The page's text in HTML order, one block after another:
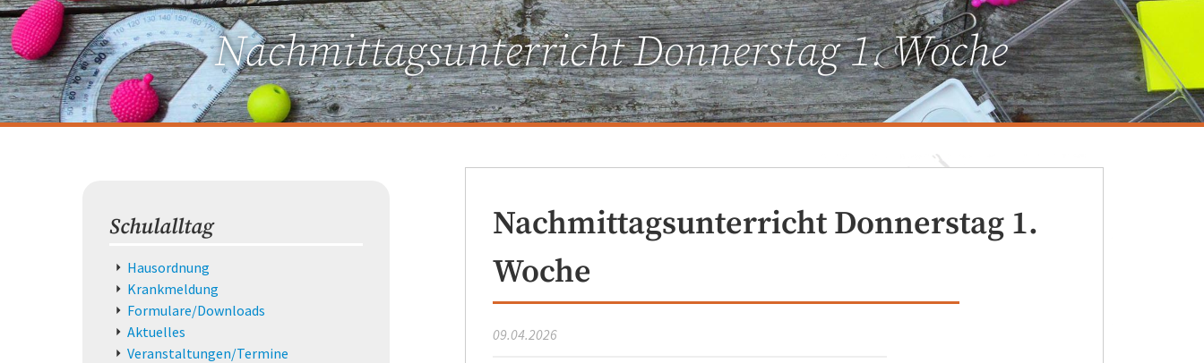
Nachmittagsunterricht Donnerstag 1. Woche
Nachmittagsunterricht Donnerstag 1.
Woche
09.04.2026
Schulalltag
Navigation
überspringen
Hausordnung
Krankmeldung
Formulare/Downloads
Aktuelles
Veranstaltungen/Termine